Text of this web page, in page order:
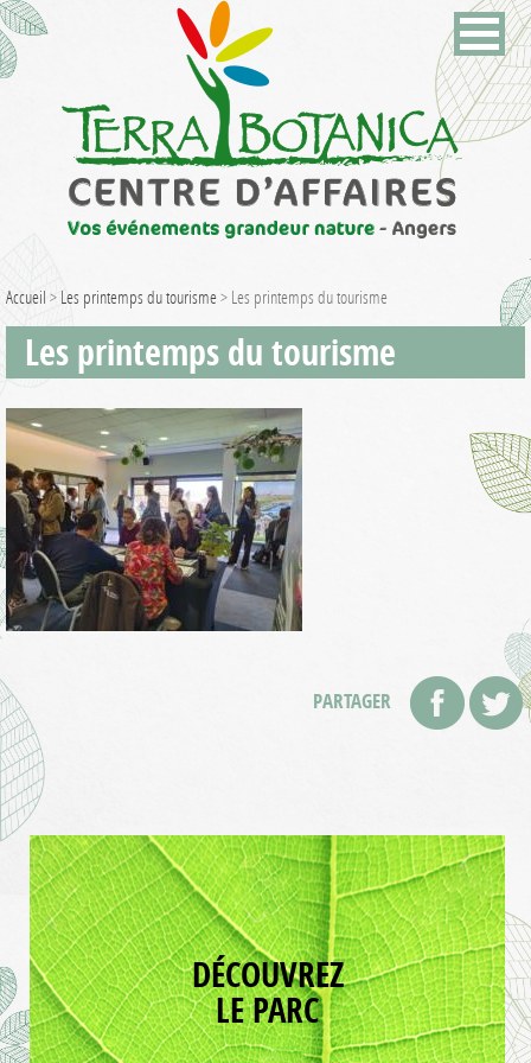
Accueil > Les printemps du tourisme> Les printemps du tourisme
Les printemps du tourisme
PARTAGER
DÉCOUVREZ
LE PARC